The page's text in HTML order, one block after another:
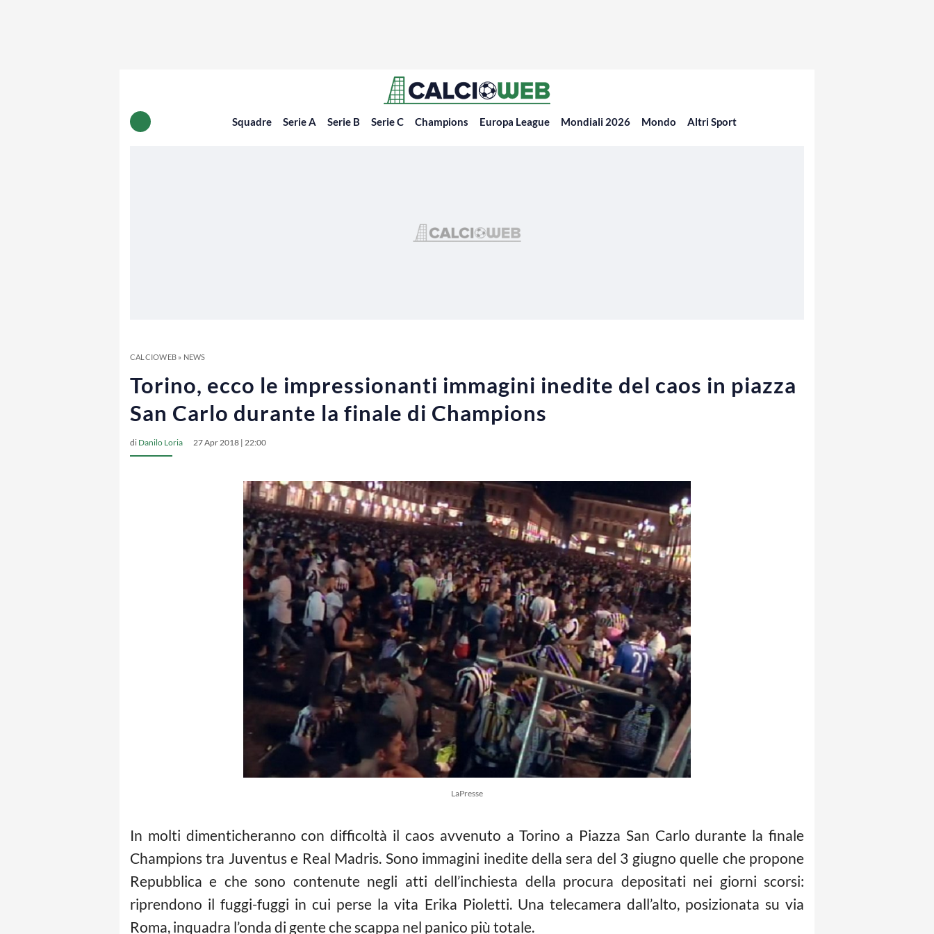
Squadre Serie A Serie B Serie C Champions Europa League Mondiali 2026 Mondo Altri Sport
CALCIOWEB» NEWS
Torino, ecco le impressionanti immagini inedite del caos in piazza
San Carlo durante la finale di Champions
di Danilo Loria 27 Apr 2018 | 22:00
LaPresse
In molti dimenticheranno con difficoltà il caos avvenuto a Torino a Piazza San Carlo durante la finale
Champions tra Juventus e Real Madris. Sono immagini inedite della sera del 3 giugno quelle che propone
Repubblica e che sono contenute negli atti dell’inchiesta della procura depositati nei giorni scorsi:
riprendono il fuggi-fuggi in cui perse la vita Erika Pioletti. Una telecamera dall’alto, posizionata su via
Roma, inquadra l’onda di gente che scappa nel panico più totale.